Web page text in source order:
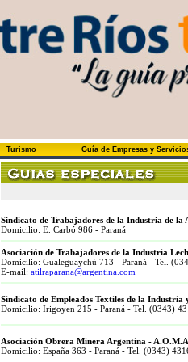
Turismo Guía de Empresas y
Sindicato de Trabajadores de la Industria de la
Domicilio: E. Carbó 986 - Paraná
Asociación de Trabajadores de la Industria
Domicilio: Gualeguaychú 713 - Paraná - Tel.
E-mail: atilraparana@argentina.com
Sindicato de Empleados Textiles de la Industria
Domicilio: Irigoyen 215 - Paraná - Tel. (0343)
Asociación Obrera Minera Argentina -
Domicilio: España 363 - Paraná - Tel. (0343)